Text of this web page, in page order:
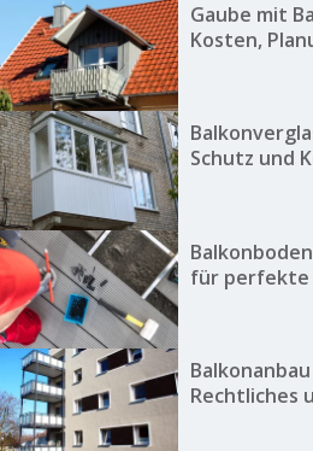
Gaube mit
Kosten,
Schutz und
für perfekte
Rechtliches